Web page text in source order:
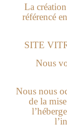
La
référencé
SITE
Nous
Nous nous
de la